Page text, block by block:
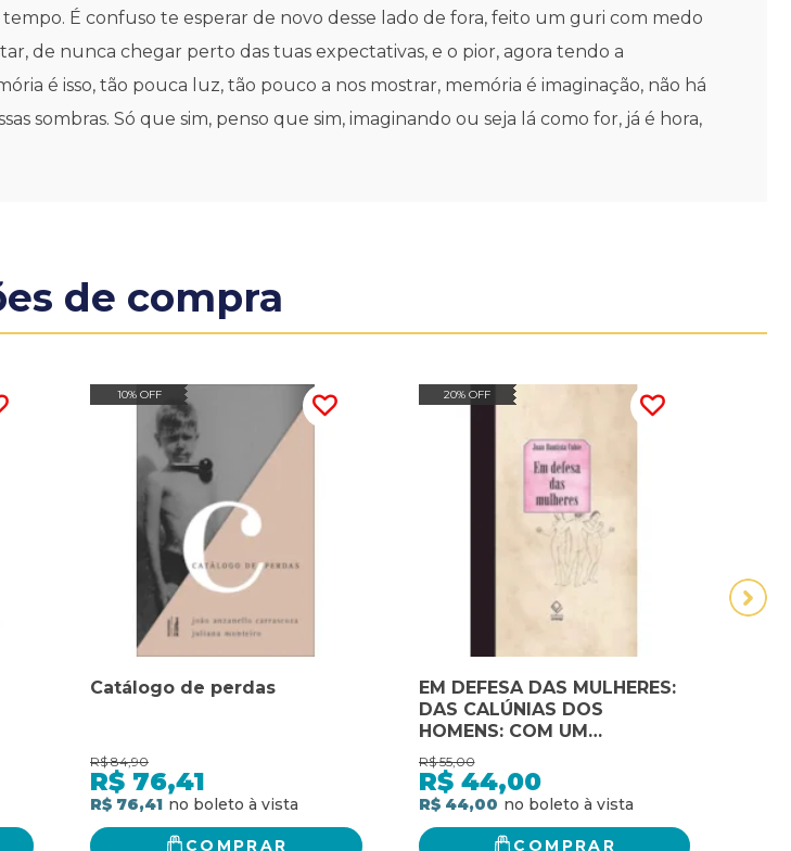
É confuso te esperar de novo desse lado de fora, feito um guri com medo
de nunca chegar perto das tuas expectativas, e o pior, agora tendo a
é isso, tão pouca luz, tão pouco a nos mostrar, memória é imaginação, não há
sombras. Só que sim, penso que sim, imaginando ou seja lá como for, já é hora,
de compra
10% OFF
Catálogo de perdas
R$ 84,90
R$ 76,41
R$ 76,41
COMPRAR
20% OFF
EM DEFESA DAS MULHERES:
DAS CALÚNIAS DOS
HOMENS: COM UM
CATÁLOGO DAS
ESPANHOLAS QUE MAIS SE
DESTACARAM NAS CIÊNCIAS
E NAS ARMAS
R$ 55,00
R$ 44,00
R$ 44,00
COMPRAR